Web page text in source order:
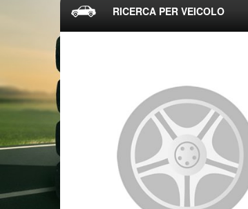
RICERCA PER VEICOLO